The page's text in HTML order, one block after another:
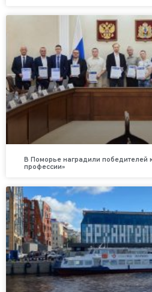
В Поморье наградили победителей
профессии»